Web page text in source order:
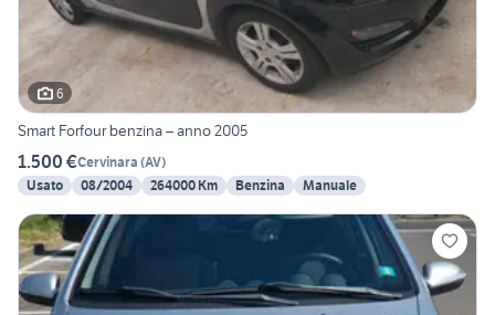
6
Smart Forfour benzina – anno 2005
1.500 €Cervinara (AV)
Usato
08/2004 264000 Km Benzina Manuale